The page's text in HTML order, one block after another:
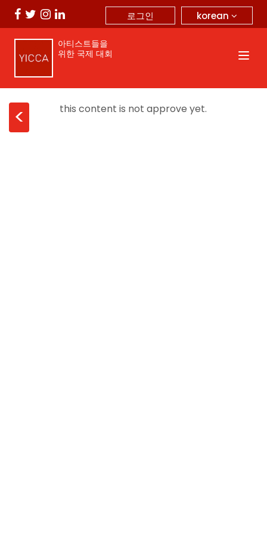
korean
로그인
아티스트들을
위한 국제 대회
< this content is not approve yet.